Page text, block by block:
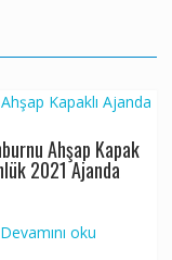
Ahşap Kapak
2021 Ajanda
Devamını oku